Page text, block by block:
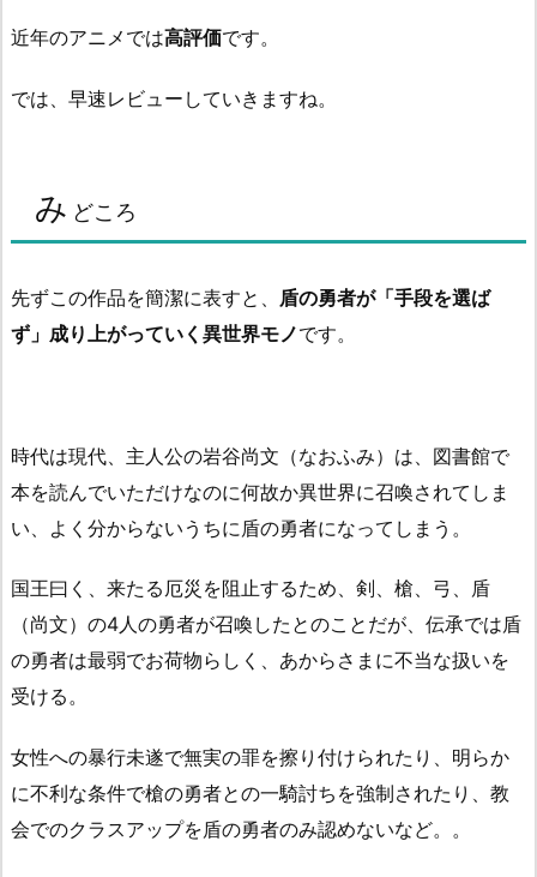
近年のアニメでは高評価です。
では、早速レビューしていきますね。
み どころ
先ずこの作品を簡潔に表すと、 盾の勇者が「手段を選ば
ず」成り上がっていく異世界モノです。
時代は現代、主人公の岩谷尚文（なおふみ）は、図書館で
本を読んでいただけなのに何故か異世界に召喚されてしま
い、よく分からないうちに盾の勇者になってしまう。
国王曰く、来たる厄災を阻止するため、剣、槍、弓、盾
（尚文）の4人の勇者が召喚したとのことだが、伝承では盾
の勇者は最弱でお荷物らしく、あからさまに不当な扱いを
受ける。
女性への暴行未遂で無実の罪を擦り付けられたり、明らか
に不利な条件で槍の勇者との一騎討ちを強制されたり、教
会でのクラスアップを盾の勇者のみ認めないなど。。